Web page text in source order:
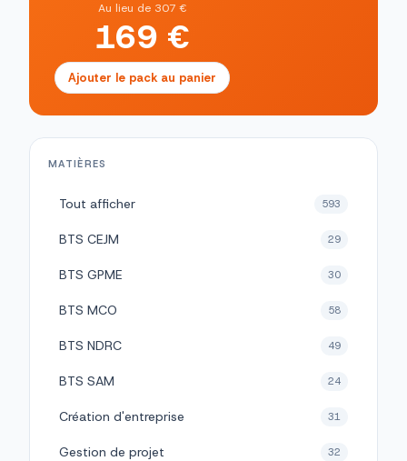
Au lieu de 307 €
169 €
Ajouter le pack au panier
MATIÈRES
Tout afficher 593
BTS CEJM 29
BTS GPME 30
BTS MCO 58
BTS NDRC 49
BTS SAM 24
Création d'entreprise 31
Gestion de projet 32